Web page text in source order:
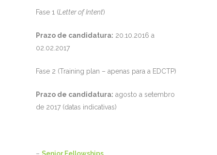
Fase 1 (Letter of Intent)
Prazo de candidatura: 20.10.2016 a
02.02.2017
Fase 2 (Training plan – apenas para a EDCTP)
Prazo de candidatura: agosto a setembro
de 2017 (datas indicativas)